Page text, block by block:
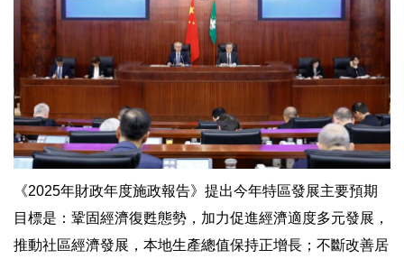
《2025年財政年度施政報告》提出今年特區發展主要預期
目標是：鞏固經濟復甦態勢，加力促進經濟適度多元發展，
推動社區經濟發展，本地生產總值保持正增長；不斷改善居